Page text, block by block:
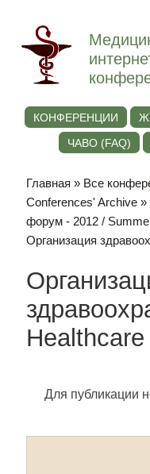
КОНФЕРЕНЦИИ
ЧАВО (FAQ)
Главная » Все
Conferences' Archive »
форум - 2012 /
Организация
Для публикации